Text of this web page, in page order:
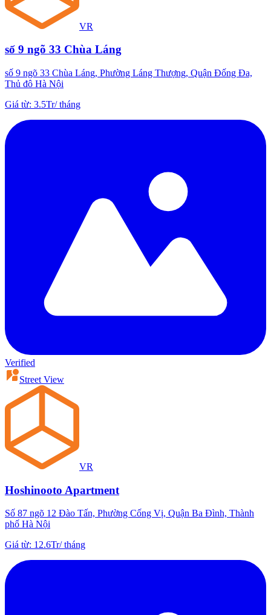
VR
số 9 ngõ 33 Chùa Láng
số 9 ngõ 33 Chùa Láng, Phường Láng Thượng, Quận Đống Đa,
Thủ đô Hà Nội
Giá từ: 3.5Tr/tháng
Verified
Street View
VR
Hoshinooto Apartment
Số 87 ngõ 12 Đào Tấn, Phường Cống Vị, Quận Ba Đình, Thành
phố Hà Nội
Giá từ: 12.6Tr/tháng